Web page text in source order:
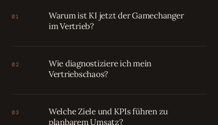
01
Warum ist KI jetzt der Gamechanger
im Vertrieb?
02
Wie diagnostiziere ich mein
Vertriebschaos?
03
Welche Ziele und KPIs führen zu
planbarem Umsatz?